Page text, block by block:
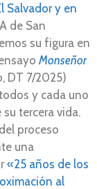
Salvador y en
de San
su figura en
Monseñor
DT 7/2025)
y cada uno
tercera vida.
proceso
una
«25 años de los
al